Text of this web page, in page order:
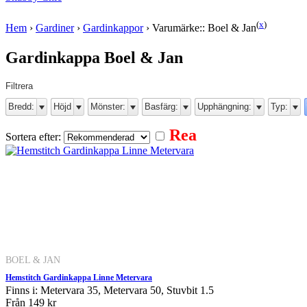
Hem › Gardiner› Gardinkappor› Varumärke:: Boel & Jan(x)
Gardinkappa Boel & Jan
Filtrera
Bredd:
Höjd Mönster: Basfärg: Upphängning: Typ:
Sortera efter: Rea
BOEL & JAN
Hemstitch Gardinkappa Linne Metervara
Finns i: Metervara 35, Metervara 50, Stuvbit 1.5
Från 149 kr